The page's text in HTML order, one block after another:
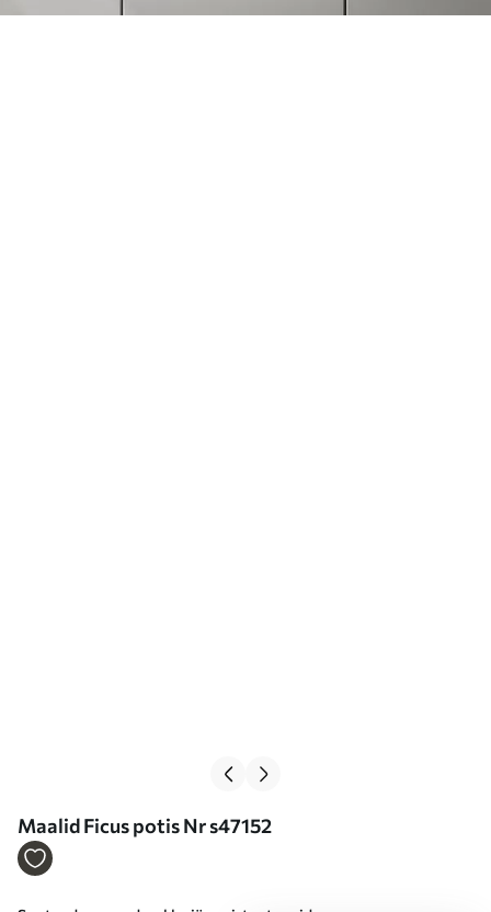
Maalid Ficus potis Nr s47152